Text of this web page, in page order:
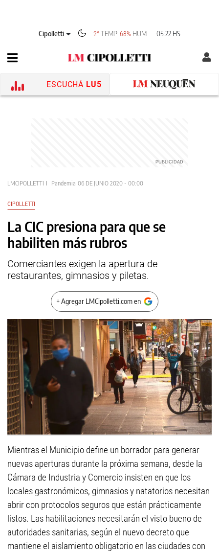
Cipolletti 2° TEMP 68% HUM 05:22 HS
ESCUCHÁ LU5
LMCIPOLLETTI Pandemia 06 DE JUNIO 2020 - 00:00
CIPOLLETTI
La CIC presiona para que se
habiliten más rubros
Comerciantes exigen la apertura de
restaurantes, gimnasios y piletas.
+ Agregar LMCipolletti.com en
Mientras el Municipio define un borrador para generar
nuevas aperturas durante la próxima semana, desde la
Cámara de Industria y Comercio insisten en que los
locales gastronómicos, gimnasios y natatorios necesitan
abrir con protocolos seguros que están prácticamente
listos. Las habilitaciones necesitarán el visto bueno de
autoridades sanitarias, según el nuevo decreto que
mantiene el aislamiento obligatorio en las ciudades con